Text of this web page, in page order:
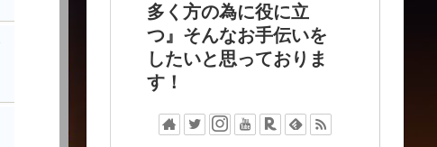
多く方の為に役に立
つ』そんなお手伝いを
したいと思っておりま
す！